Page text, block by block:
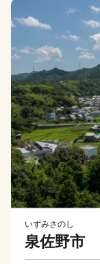
いずみさのし
泉佐野市